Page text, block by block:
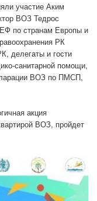
участие Аким
ВОЗ Тедрос
по странам Европы и
РК
делегаты и гости
санитарной помощи,
ВОЗ по ПМСП,
акция
ВОЗ, пройдет